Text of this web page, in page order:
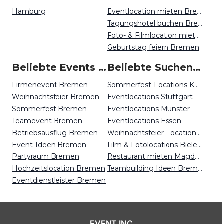
Hamburg
Eventlocation mieten Bremen
Tagungshotel buchen Bremen
Foto- & Filmlocation mieten Bremen
Geburtstag feiern Bremen
Beliebte Events in Bremen
Firmenevent Bremen
Weihnachtsfeier Bremen
Sommerfest Bremen
Teamevent Bremen
Betriebsausflug Bremen
Event-Ideen Bremen
Partyraum Bremen
Hochzeitslocation Bremen
Eventdienstleister Bremen
Beliebte Suchen auf Event Inc
Sommerfest-Locations Kassel
Eventlocations Stuttgart
Eventlocations Münster
Eventlocations Essen
Weihnachtsfeier-Locations Hannover
Film & Fotolocations Bielefeld
Restaurant mieten Magdeburg
Teambuilding Ideen Bremen